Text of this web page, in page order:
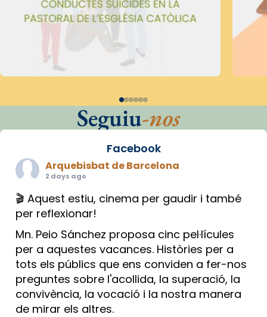
Seguiu-nos
Facebook
Arquebisbat de Barcelona
2 days ago
🎬 Aquest estiu, cinema per gaudir i també
per reflexionar!
Mn. Peio Sánchez proposa cinc pel·lícules
per a aquestes vacances. Històries per a
tots els públics que ens conviden a fer-nos
preguntes sobre l'acollida, la superació, la
convivència, la vocació i la nostra manera
de mirar els altres.